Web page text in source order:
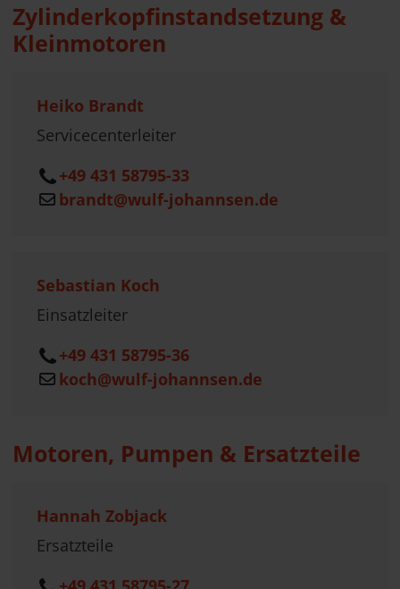
Zylinderkopfinstandsetzung &
Kleinmotoren
Heiko Brandt
Servicecenterleiter
+49 431 58795-33
brandt@wulf-johannsen.de
Sebastian Koch
Einsatzleiter
+49 431 58795-36
koch@wulf-johannsen.de
Motoren, Pumpen & Ersatzteile
Hannah Zobjack
Ersatzteile